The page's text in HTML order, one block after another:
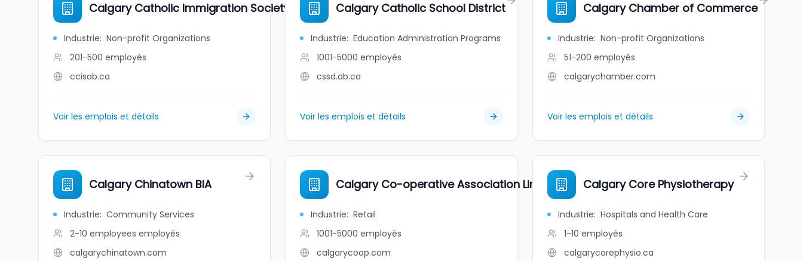
Calgary Catholic Immigration Society
Industrie: Non-profit Organizations
201-500 employés
ccisab.ca
Voir les emplois et détails
Calgary Catholic School District
Industrie: Education Administration Programs
1001-5000 employés
cssd.ab.ca
Voir les emplois et détails
Calgary Chamber of Commerce
Industrie: Non-profit Organizations
51-200 employés
calgarychamber.com
Voir les emplois et détails
Calgary Chinatown BIA
Industrie: Community Services
2-10 employees employés
calgarychinatown.com
Calgary Co-operative Association Limited
Industrie: Retail
1001-5000 employés
calgarycoop.com
Calgary Core Physiotherapy
Industrie: Hospitals and Health Care
1-10 employés
calgarycorephysio.ca